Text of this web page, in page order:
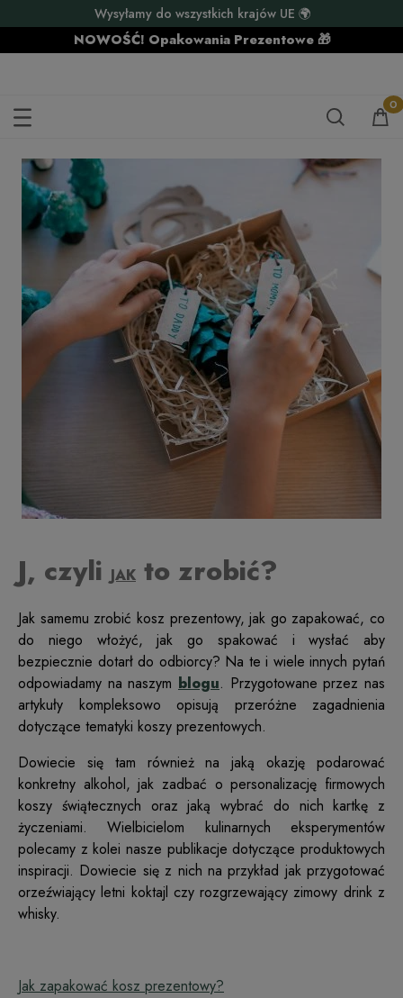
Wysyłamy do wszystkich krajów UE 🌍
NOWOŚĆ! Opakowania Prezentowe 🎁
J - LEKSYKON KOSZY PREZENTOWYCH
J, czyliJAK to zrobić?
Jak samemu zrobić kosz prezentowy, jak go zapakować, co
do niego włożyć, jak go spakować i wysłać aby
bezpiecznie dotarł do odbiorcy? Na te i wiele innych pytań
odpowiadamy na naszym blogu. Przygotowane przez nas
artykuły kompleksowo opisują przeróżne zagadnienia
dotyczące tematyki koszy prezentowych.
Dowiecie się tam również na jaką okazję podarować
konkretny alkohol, jak zadbać o personalizację firmowych
koszy świątecznych oraz jaką wybrać do nich kartkę z
życzeniami. Wielbicielom kulinarnych eksperymentów
polecamy z kolei nasze publikacje dotyczące produktowych
inspiracji. Dowiecie się z nich na przykład jak przygotować
orzeźwiający letni koktajl czy rozgrzewający zimowy drink z
whisky.
Jak zapakować kosz prezentowy?